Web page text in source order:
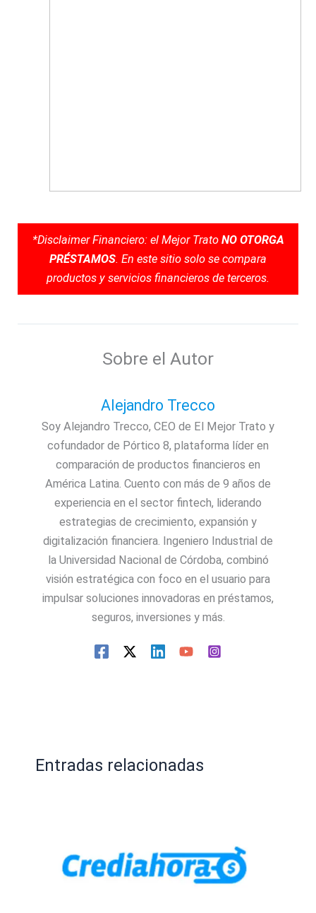
*Disclaimer Financiero: el Mejor Trato NO OTORGA
PRÉSTAMOS. En este sitio solo se compara
productos y servicios financieros de terceros.
Sobre el Autor
Alejandro Trecco
Soy Alejandro Trecco, CEO de El Mejor Trato y
cofundador de Pórtico 8, plataforma líder en
comparación de productos financieros en
América Latina. Cuento con más de 9 años de
experiencia en el sector fintech, liderando
estrategias de crecimiento, expansión y
digitalización financiera. Ingeniero Industrial de
la Universidad Nacional de Córdoba, combinó
visión estratégica con foco en el usuario para
impulsar soluciones innovadoras en préstamos,
seguros, inversiones y más.
Entradas relacionadas